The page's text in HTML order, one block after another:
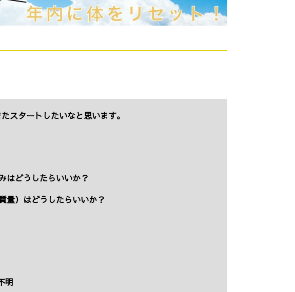
スタートしたいなと思います。
はどうしたらいいか？
量）はどうしたらいいか？
明